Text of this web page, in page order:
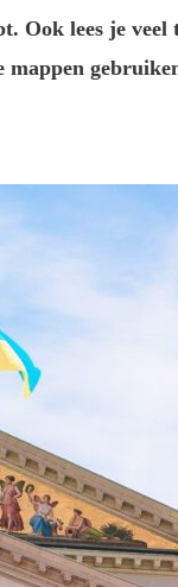
lees je veel